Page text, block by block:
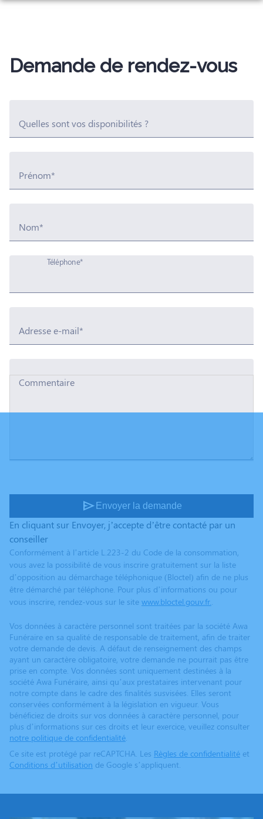
Aller
RAPATRIEMENT
ESPACES HOMMAGES
Demande de rendez-vous
Quelles sont vos disponibilités ?
Prénom*
Nom*
Téléphone*
Adresse e-mail*
Commentaire
send Envoyer la demande
En cliquant sur Envoyer, j’accepte d’être contacté par un
conseiller
Conformément à l’article L.223-2 du Code de la consommation,
vous avez la possibilité de vous inscrire gratuitement sur la liste
d’opposition au démarchage téléphonique (Bloctel) afin de ne plus
être démarché par téléphone. Pour plus d’informations ou pour
vous inscrire, rendez-vous sur le site www.bloctel.gouv.fr..
Vos données à caractère personnel sont traitées par la société Awa
Funéraire en sa qualité de responsable de traitement, afin de traiter
votre demande de devis. A défaut de renseignement des champs
ayant un caractère obligatoire, votre demande ne pourrait pas être
prise en compte. Vos données sont uniquement destinées à la
société Awa Funéraire, ainsi qu’aux prestataires intervenant pour
notre compte dans le cadre des finalités susvisées. Elles seront
conservées conformément à la législation en vigueur. Vous
bénéficiez de droits sur vos données à caractère personnel, pour
plus d’informations sur ces droits et leur exercice, veuillez consulter
notre politique de confidentialité.
Ce site est protégé par reCAPTCHA. Les Règles de confidentialité et
Conditions d’utilisation de Google s’appliquent.